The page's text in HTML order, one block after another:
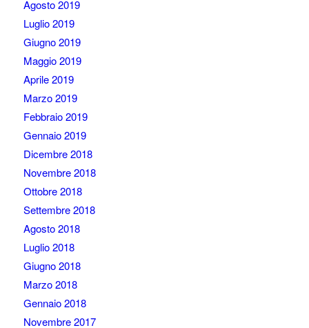
Agosto 2019
Luglio 2019
Giugno 2019
Maggio 2019
Aprile 2019
Marzo 2019
Febbraio 2019
Gennaio 2019
Dicembre 2018
Novembre 2018
Ottobre 2018
Settembre 2018
Agosto 2018
Luglio 2018
Giugno 2018
Marzo 2018
Gennaio 2018
Novembre 2017